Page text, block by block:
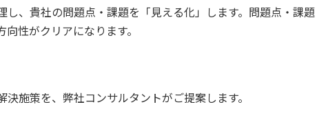
し、貴社の問題点・課題を「見える化」します。問題点・課題
性がクリアになります。
施策を、弊社コンサルタントがご提案します。